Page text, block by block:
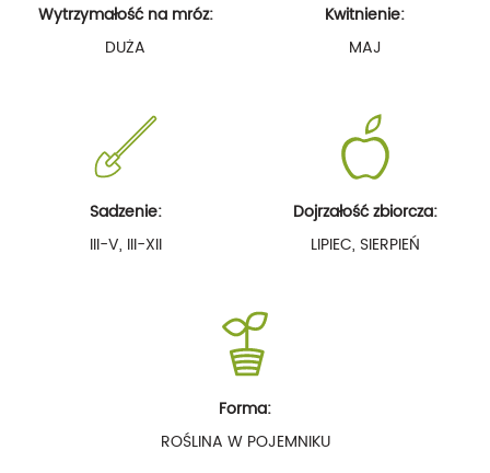
Wytrzymałość na mróz:
DUŻA
Kwitnienie:
MAJ
Sadzenie:
III-V, III-XII
Dojrzałość zbiorcza:
LIPIEC, SIERPIEŃ
Forma:
ROŚLINA W POJEMNIKU